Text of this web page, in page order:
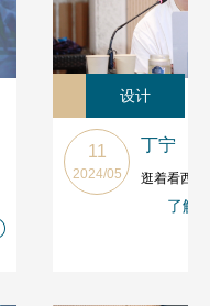
设计
11
2024/05
丁宁
逛着看西方
了解